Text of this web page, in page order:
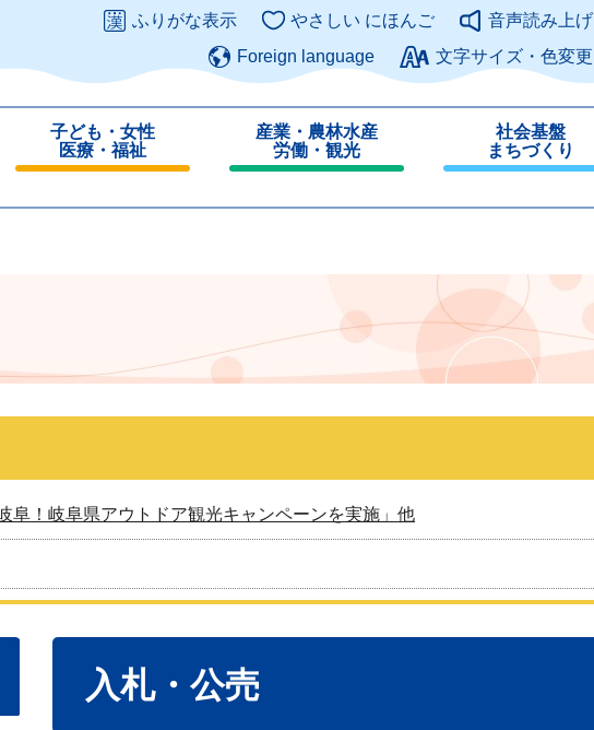
このページの本文へ
ふりがな表示 やさしい にほんご
音声読み上げ
Foreign language
文字サイズ・色変更
子ども・女性
医療・福祉
じ
産業・農林水産
労働・観光
じ
社会基盤
まちづくり
じ
阜！岐阜県アウトドア観光キャンペーンを実施」他
入札・公売